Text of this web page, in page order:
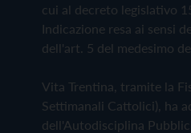
cui al decreto legislativo
Indicazione resa ai sensi
dell'art. 5 del medesimo
Vita Trentina, tramite la
Settimanali Cattolici), ha
dell'Autodisciplina